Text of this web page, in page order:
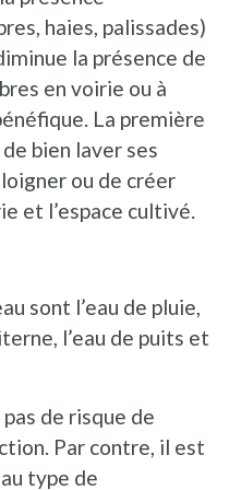
haies, palissades)
la présence de
en voirie ou à
La première
bien laver ses
ou de créer
et l’espace cultivé.
sont l’eau de pluie,
l’eau de puits et
de risque de
Par contre, il est
type de